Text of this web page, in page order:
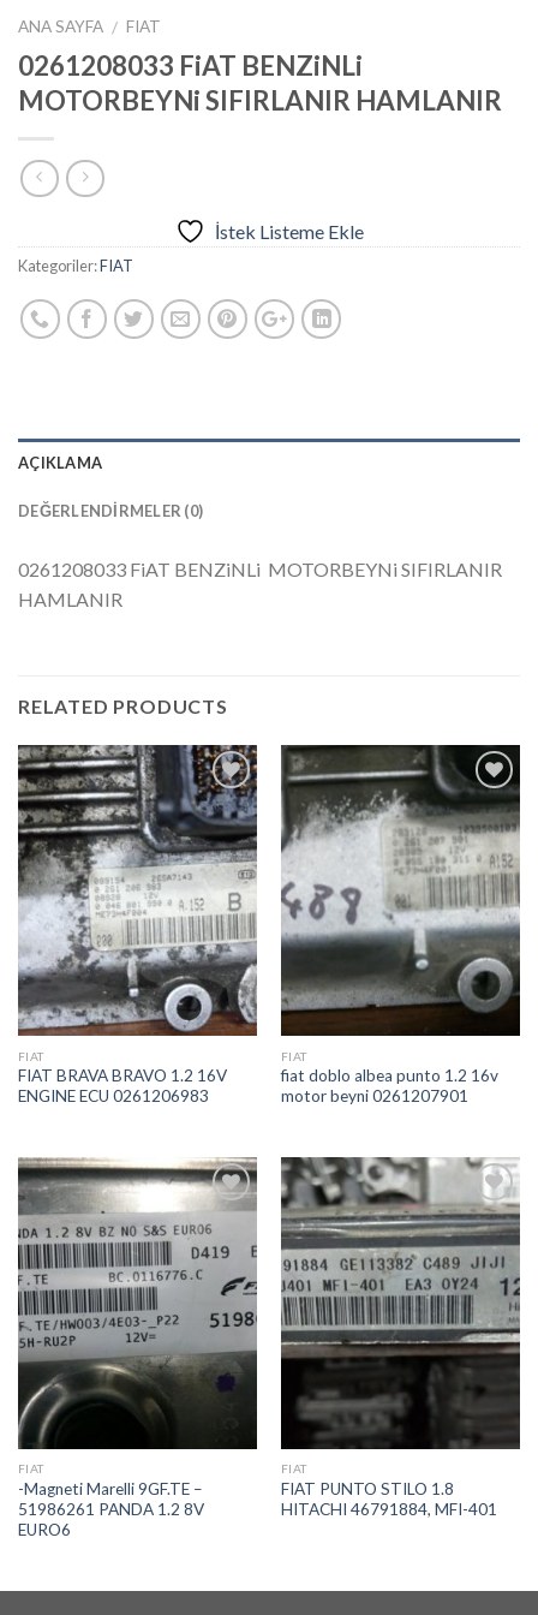
ANA SAYFA / FIAT
0261208033 FiAT BENZiNLi
MOTORBEYNi SIFIRLANIR HAMLANIR
İstek Listeme Ekle
Kategoriler:FIAT
AÇIKLAMA
DEĞERLENDIRMELER (0)
0261208033 FiAT BENZiNLi MOTORBEYNi SIFIRLANIR
HAMLANIR
RELATED PRODUCTS
İstek
Listeme
Ekle
FIAT
FIAT BRAVA BRAVO 1.2 16V
ENGINE ECU 0261206983
İstek
Listeme
Ekle
FIAT
fiat doblo albea punto 1.2 16v
motor beyni 0261207901
İstek
Listeme
Ekle
FIAT
-Magneti Marelli 9GF.TE –
51986261 PANDA 1.2 8V
EURO6
İstek
Listeme
Ekle
FIAT
FIAT PUNTO STILO 1.8
HITACHI 46791884, MFI-401